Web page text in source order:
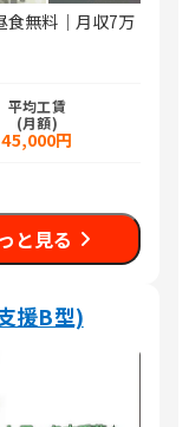
食無料｜月収7万
平均工賃
(月額)
45,000円
と見る
援B型)